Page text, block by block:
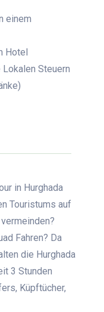
einem
Hotel
Steuern
in Hurghada
Touristums auf
Fahren? Da
die Hurghada
3 Stunden
Küpftücher,